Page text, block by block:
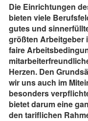
Die Einrichtungen
bieten viele
gutes und
größten Arbeitgeber
faire
Herzen. Den
wir uns auch im
besonders
bietet darum eine
den tariflichen